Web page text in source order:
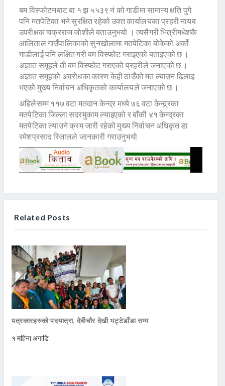
बम विस्फोटनबाट बा १ झ ५५३९ नं को गाडीमा सामान्य क्षति पुगे
पनि मतपेटिका भने सुरक्षित रहेको उक्त कार्यालयका प्रहरी नायब
उपरीक्षक चक्रराज जोशीले बताउनुभयो । त्यसैगरी भित्रीमधेशकै
आलिताल गाउँपालिकाको सुनखोलामा मतपेटिका बोकेको अर्को
गाडीलाई पनि लक्षित गरी बम विस्फोट गराइएको बताइएको छ ।
अज्ञात समूहले ती बम विस्फोट गराएको प्रहरीले जनाएको छ ।
अज्ञात समूहको अवरोधका कारण केही ठाउँको मत ल्याउन ढिलाइ
भएको मुख्य निर्वाचन अधिकृतको कार्यालयले जनाएको छ ।
अहिलेसम्म ११७ वटा मतदान केन्द्र मध्ये ७६ वटा केन्द्र्रका
मतपेटिका जिल्ला सदरमुकाम ल्याइएको र बाँकी ४१ केन्द्रका
मतपेटिका ल्याउने क्रम जारी रहेको मुख्य निर्वाचन अधिकृत डा
रमेशप्रसाद रिजालले जानकारी गराउनुभयो
Related Posts
पत्रकारहरुको पदयात्रा, देबीचौर देखी भट्टेडाँडा सम्म
१ महिना अगाडि